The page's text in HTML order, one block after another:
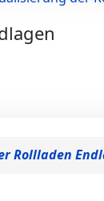
Rollladen